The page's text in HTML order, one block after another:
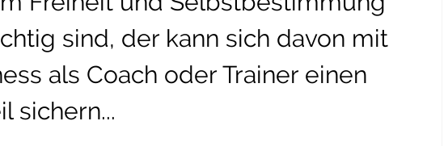
sind, der kann sich davon mit
als Coach oder Trainer einen
sichern...